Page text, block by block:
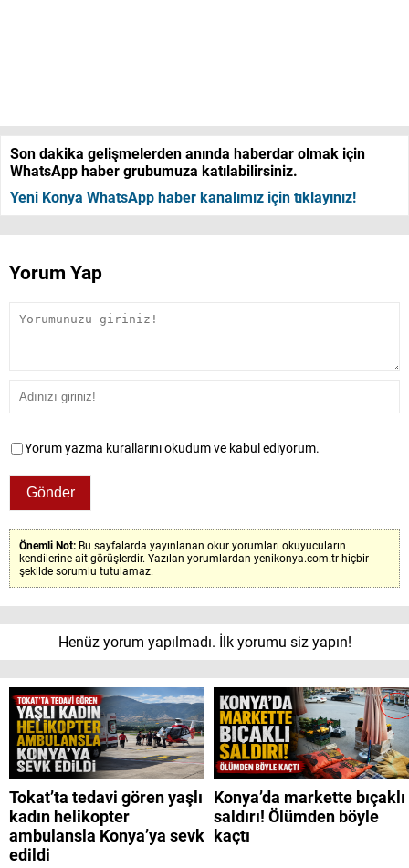
Son dakika gelişmelerden anında haberdar olmak için
WhatsApp haber grubumuza katılabilirsiniz.
Yeni Konya WhatsApp haber kanalımız için tıklayınız!
Yorum Yap
Yorum yazma kurallarını okudum ve kabul ediyorum.
Önemli Not: Bu sayfalarda yayınlanan okur yorumları okuyucuların
kendilerine ait görüşlerdir. Yazılan yorumlardan yenikonya.com.tr hiçbir
şekilde sorumlu tutulamaz.
Henüz yorum yapılmadı. İlk yorumu siz yapın!
Tokat’ta tedavi gören yaşlı
kadın helikopter
ambulansla Konya’ya sevk
edildi
Konya’da markette bıçaklı
saldırı! Ölümden böyle
kaçtı